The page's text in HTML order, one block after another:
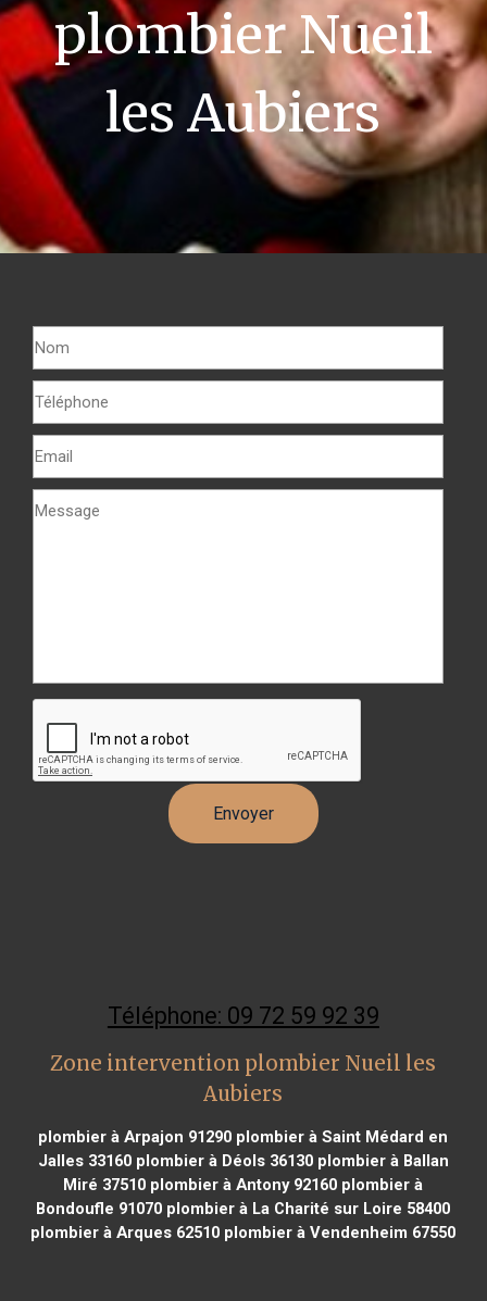
plombier Nueil
les Aubiers
Téléphone: 09 72 59 92 39
Zone intervention plombier Nueil les
Aubiers
plombier à Arpajon 91290 plombier à Saint Médard en
Jalles 33160plombier à Déols 36130plombier à Ballan
Miré 37510 plombier à Antony 92160 plombier à
Bondoufle 91070 plombier à La Charité sur Loire 58400
plombier à Arques 62510 plombier à Vendenheim 67550